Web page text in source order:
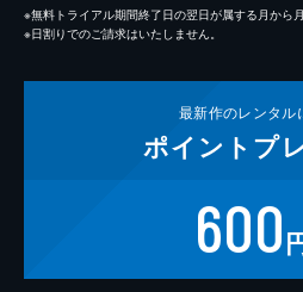
※無料トライアル期間終了日の翌日が属する月から
※日割りでのご請求はいたしません。
最新作のレンタル
ポイント プ
600